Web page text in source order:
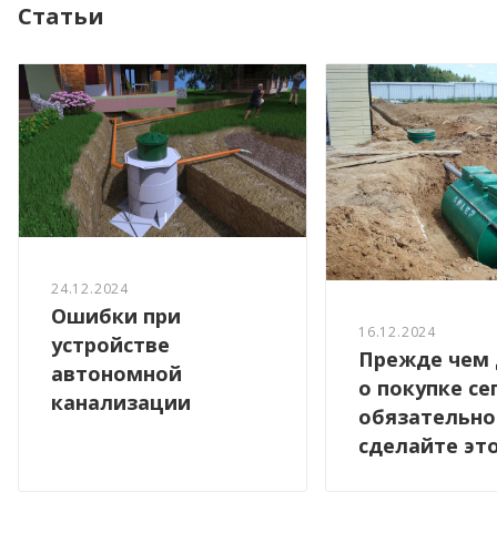
Статьи
24.12.2024
Ошибки при
устройстве
автономной
канализации
16.12.2024
Прежде чем
о покупке
обязательно
сделайте